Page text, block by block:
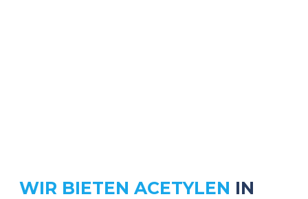
WIR BIETEN ACETYLEN IN